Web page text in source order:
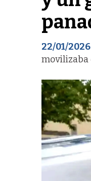
22/01/2026
movilizaba